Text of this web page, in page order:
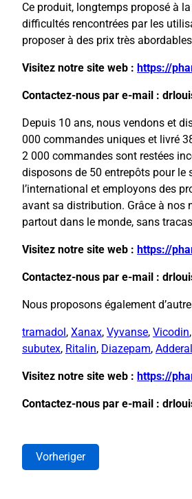
Ce produit, longtemps proposé à
difficultés rencontrées par les
proposer à des prix très
Visitez notre site web : https://
Contactez-nous par e-mail :
Depuis 10 ans, nous vendons et
000 commandes uniques et livré
2 000 commandes sont restées
disposons de 50 entrepôts pour le
l’international et employons des
avant sa distribution. Grâce à nos
partout dans le monde, sans
Visitez notre site web : https://
Contactez-nous par e-mail :
Nous proposons également
tramadol , Xanax, Vyvanse, Vicodin,
subutex, Ritalin, Diazepam, Adderall
Visitez notre site web : https://
Contactez-nous par e-mail :
Vorheriger